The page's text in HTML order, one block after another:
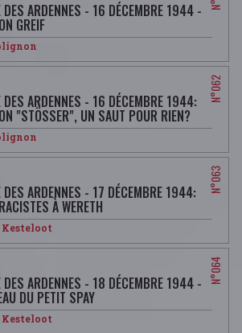
DES ARDENNES - 16 DÉCEMBRE 1944 -
GREIF
DES ARDENNES - 16 DÉCEMBRE 1944:
"STÖSSER", UN SAUT POUR RIEN?
DES ARDENNES - 17 DÉCEMBRE 1944:
À WERETH
DES ARDENNES - 18 DÉCEMBRE 1944 -
DU PETIT SPAY